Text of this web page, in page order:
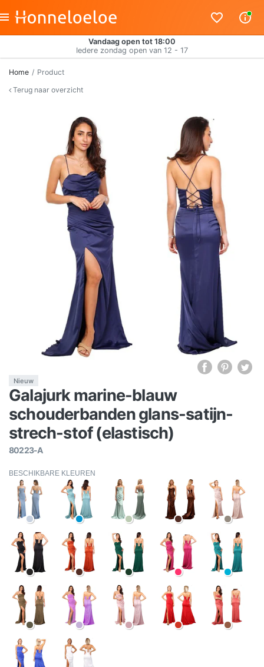
Vandaag open tot 18:00
Iedere zondag open van 12 - 17
Home
Product
Terug naar overzicht
Nieuw
Galajurk marine-blauw
schouderbanden glans-satijn-
strech-stof (elastisch)
80223-A
BESCHIKBARE KLEUREN